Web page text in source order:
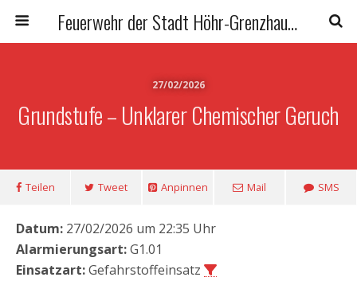
Feuerwehr der Stadt Höhr-Grenzhausen
27/02/2026
Grundstufe – Unklarer Chemischer Geruch
Teilen Tweet Anpinnen Mail SMS
Datum: 27/02/2026 um 22:35 Uhr
Alarmierungsart:G1.01
Einsatzart:Gefahrstoffeinsatz